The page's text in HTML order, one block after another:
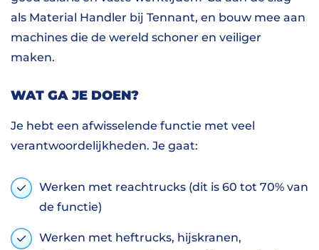
als Material Handler bij Tennant, en bouw mee aan
machines die de wereld schoner en veiliger
maken.
WAT GA JE DOEN?
Je hebt een afwisselende functie met veel
verantwoordelijkheden. Je gaat:
Werken met reachtrucks (dit is 60 tot 70% van
de functie)
Werken met heftrucks, hijskranen,